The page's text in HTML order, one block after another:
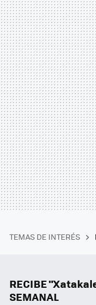
TEMAS DE INTERÉS
RECIBE
SEMANAL